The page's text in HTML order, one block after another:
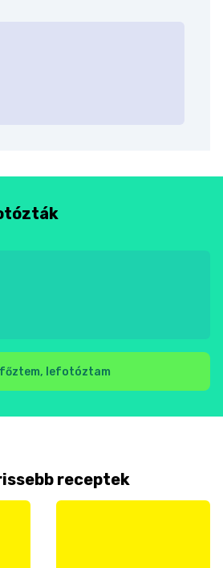
lefotóztam
receptek